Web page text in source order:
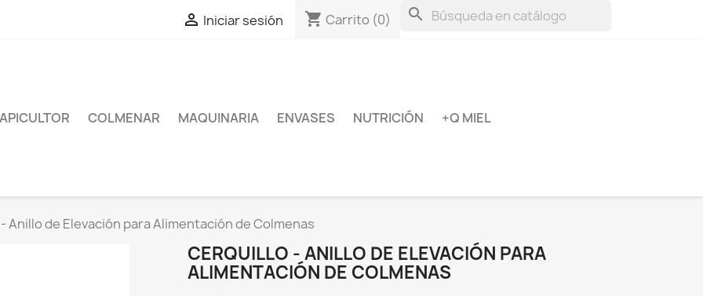
 Iniciar sesión shopping_cart Carrito (0) search
APICULTOR COLMENAR MAQUINARIA ENVASES NUTRICIÓN +Q MIEL
Anillo de Elevación para Alimentación de Colmenas
CERQUILLO - ANILLO DE ELEVACIÓN PARA
ALIMENTACIÓN DE COLMENAS